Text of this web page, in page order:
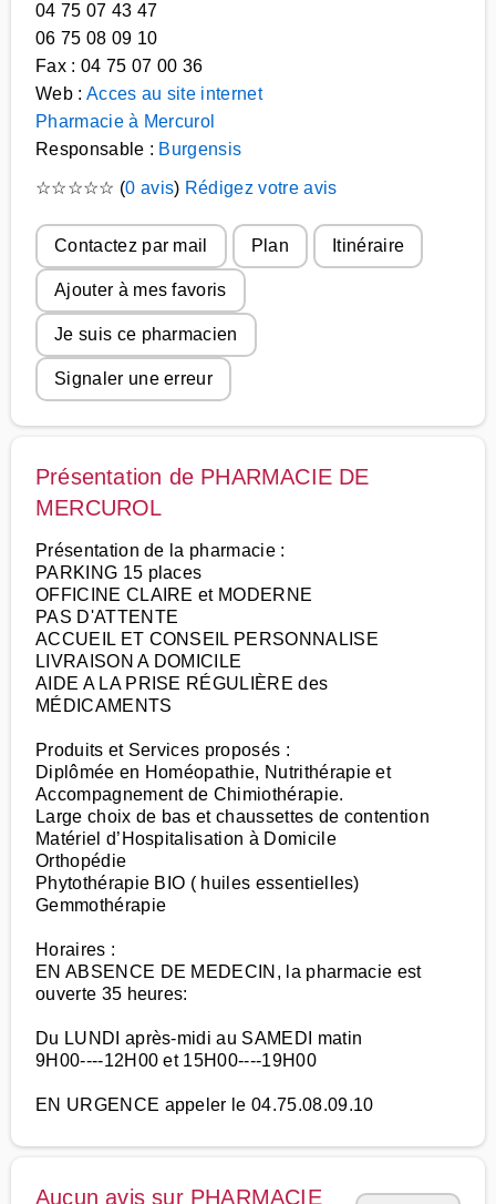
04 75 07 43 47
06 75 08 09 10
Fax : 04 75 07 00 36
Web : Acces au site internet
Pharmacie à Mercurol
Responsable : Burgensis
☆☆☆☆☆ (0 avis) Rédigez votre avis
Contactez par mail Plan Itinéraire
Ajouter à mes favoris
Je suis ce pharmacien
Signaler une erreur
Présentation de PHARMACIE DE
MERCUROL
Présentation de la pharmacie :
PARKING 15 places
OFFICINE CLAIRE et MODERNE
PAS D'ATTENTE
ACCUEIL ET CONSEIL PERSONNALISE
LIVRAISON A DOMICILE
AIDE A LA PRISE RÉGULIÈRE des
MÉDICAMENTS
Produits et Services proposés :
Diplômée en Homéopathie, Nutrithérapie et
Accompagnement de Chimiothérapie.
Large choix de bas et chaussettes de contention
Matériel d’Hospitalisation à Domicile
Orthopédie
Phytothérapie BIO ( huiles essentielles)
Gemmothérapie
Horaires :
EN ABSENCE DE MEDECIN, la pharmacie est
ouverte 35 heures:
Du LUNDI après-midi au SAMEDI matin
9H00----12H00 et 15H00----19H00
EN URGENCE appeler le 04.75.08.09.10
Aucun avis sur PHARMACIE